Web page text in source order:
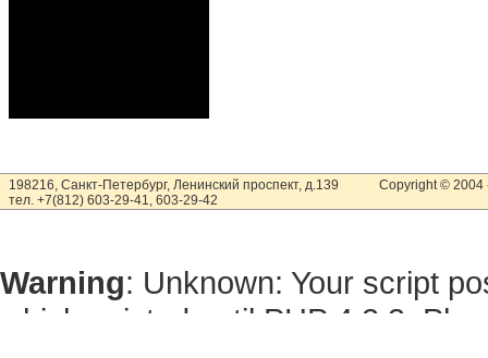
198216, Санкт-Петербург, Ленинский проспект, д.139
тел. +7(812) 603-29-41, 603-29-42
Copyright © 2004
Warning: Unknown: Your script
which existed until PHP 4.2.3.